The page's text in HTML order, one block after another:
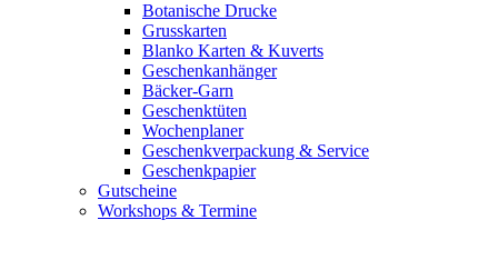
Botanische Drucke
Grusskarten
Blanko Karten & Kuverts
Geschenkanhänger
Bäcker-Garn
Geschenktüten
Wochenplaner
Geschenkverpackung & Service
Geschenkpapier
Gutscheine
Workshops & Termine